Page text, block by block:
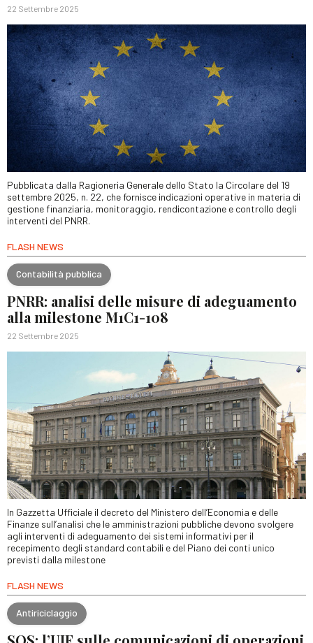
22 Settembre 2025
Pubblicata dalla Ragioneria Generale dello Stato la Circolare del 19
settembre 2025, n. 22, che fornisce indicazioni operative in materia di
gestione finanziaria, monitoraggio, rendicontazione e controllo degli
interventi del PNRR.
FLASH NEWS
Contabilità pubblica
PNRR: analisi delle misure di adeguamento
alla milestone M1C1-108
22 Settembre 2025
In Gazzetta Ufficiale il decreto del Ministero dell’Economia e delle
Finanze sull’analisi che le amministrazioni pubbliche devono svolgere
agli interventi di adeguamento dei sistemi informativi per il
recepimento degli standard contabili e del Piano dei conti unico
previsti dalla milestone
FLASH NEWS
Antiriciclaggio